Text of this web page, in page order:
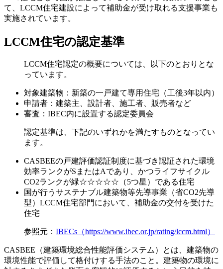
て、LCCM住宅建設によって補助金が受け取れる支援事業も
実施されています。
LCCM住宅の認定基準
LCCM住宅認定の概要については、以下のとおりとな
っています。
対象建築物：新築の一戸建て専用住宅（工後3年以内）
申請者：建築主、設計者、施工者、販売者など
審査：IBEC内に設置する認定委員会
認定基準は、下記のいずれかを満たすものとなってい
ます。
CASBEEの戸建評価認証制度に基づき認証された環境
効率ランクがSまたはAであり、かつライフサイクル
CO2ランクが緑☆☆☆☆☆（5つ星）である住宅
国が行うサステナブル建築物等先導事業（省CO2先導
型）LCCM住宅部門において、補助金の交付を受けた
住宅
参照元： IBECs（https://www.ibec.or.jp/rating/lccm.html）
CASBEE（建築環境総合性能評価システム）とは、建築物の
環境性能で評価して格付けする手法のこと。建築物の環境に